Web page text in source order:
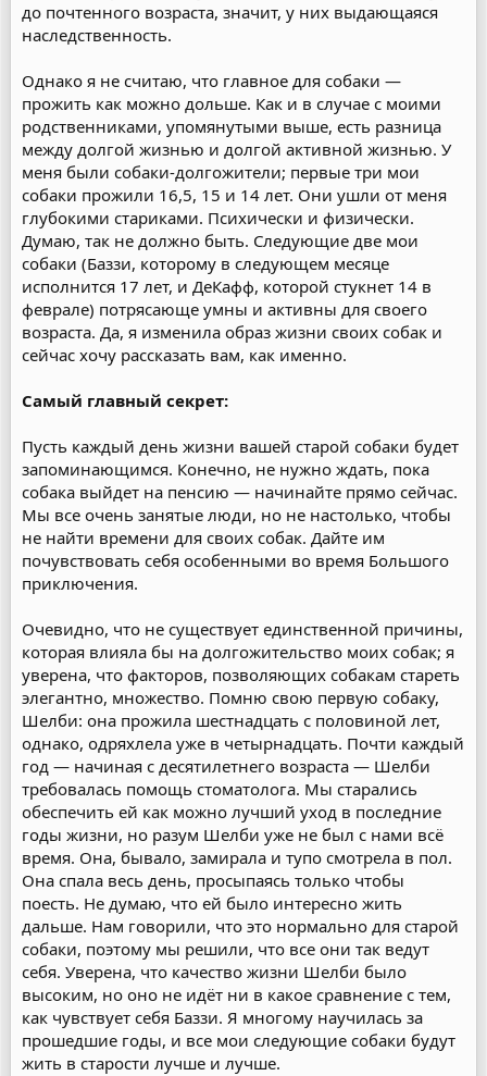
до почтенного возраста, значит, у них выдающаяся
наследственность.
Однако я не считаю, что главное для собаки —
прожить как можно дольше. Как и в случае с моими
родственниками, упомянутыми выше, есть разница
между долгой жизнью и долгой активной жизнью. У
меня были собаки-долгожители; первые три мои
собаки прожили 16,5, 15 и 14 лет. Они ушли от меня
глубокими стариками. Психически и физически.
Думаю, так не должно быть. Следующие две мои
собаки (Баззи, которому в следующем месяце
исполнится 17 лет, и ДеКафф, которой стукнет 14 в
феврале) потрясающе умны и активны для своего
возраста. Да, я изменила образ жизни своих собак и
сейчас хочу рассказать вам, как именно.
Самый главный секрет:
Пусть каждый день жизни вашей старой собаки будет
запоминающимся. Конечно, не нужно ждать, пока
собака выйдет на пенсию — начинайте прямо сейчас.
Мы все очень занятые люди, но не настолько, чтобы
не найти времени для своих собак. Дайте им
почувствовать себя особенными во время Большого
приключения.
Очевидно, что не существует единственной причины,
которая влияла бы на долгожительство моих собак; я
уверена, что факторов, позволяющих собакам стареть
элегантно, множество. Помню свою первую собаку,
Шелби: она прожила шестнадцать с половиной лет,
однако, одряхлела уже в четырнадцать. Почти каждый
год — начиная с десятилетнего возраста — Шелби
требовалась помощь стоматолога. Мы старались
обеспечить ей как можно лучший уход в последние
годы жизни, но разум Шелби уже не был с нами всё
время. Она, бывало, замирала и тупо смотрела в пол.
Она спала весь день, просыпаясь только чтобы
поесть. Не думаю, что ей было интересно жить
дальше. Нам говорили, что это нормально для старой
собаки, поэтому мы решили, что все они так ведут
себя. Уверена, что качество жизни Шелби было
высоким, но оно не идёт ни в какое сравнение с тем,
как чувствует себя Баззи. Я многому научилась за
прошедшие годы, и все мои следующие собаки будут
жить в старости лучше и лучше.